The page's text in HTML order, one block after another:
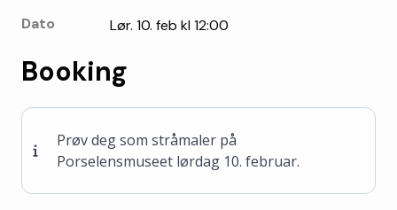
Dato
Lør. 10. feb kl 12:00
Booking
Prøv deg som stråmaler på
Porselensmuseet lørdag 10. februar.